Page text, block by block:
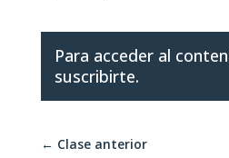
Para acceder al
suscribirte.
← Clase anterior